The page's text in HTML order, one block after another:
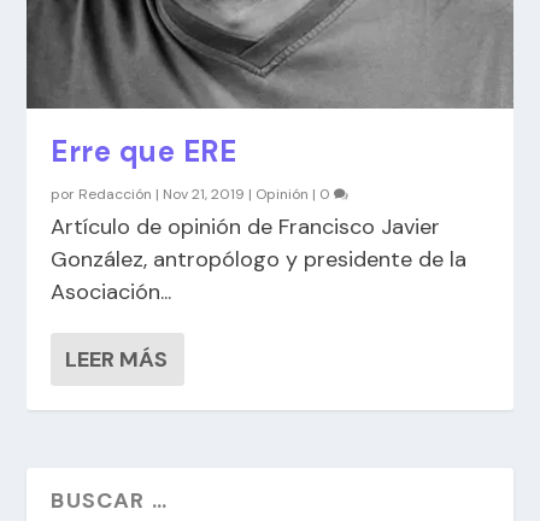
Erre que ERE
por Redacción | Nov 21, 2019 | Opinión | 0
Artículo de opinión de Francisco Javier
González, antropólogo y presidente de la
Asociación...
LEER MÁS